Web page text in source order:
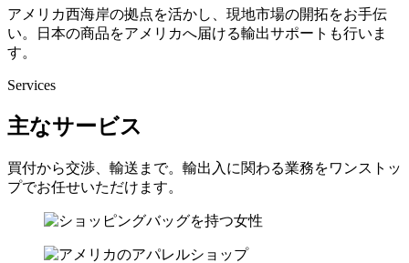
アメリカ西海岸の拠点を活かし、現地市場の開拓をお手伝
い。日本の商品をアメリカへ届ける輸出サポートも行いま
す。
Services
主なサービス
買付から交渉、輸送まで。輸出入に関わる業務をワンストッ
プでお任せいただけます。